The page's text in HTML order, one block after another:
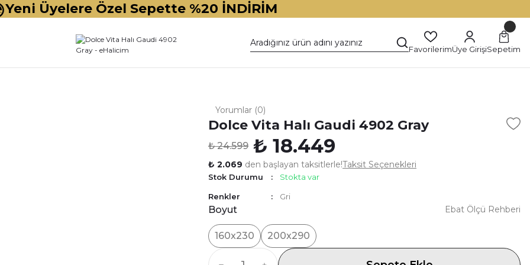
Yeni Üyelere Özel Sepette %20 İNDİRİM
FavorilerimÜye GirişiSepetim
Yorumlar (0)
Dolce Vita Halı Gaudi 4902 Gray
₺ 24.599 ₺ 18.449
₺ 2.069 den başlayan taksitlerle!Taksit Seçenekleri
Stok Durumu Stokta var
Renkler Gri
Boyut
160x230 200x290
Ebat Ölçü Rehberi